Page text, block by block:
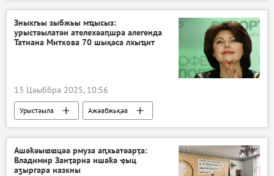
Зныкгьы зыбжьы мҵысыз:
урыстәылатәи ателехәаԥшра алегенда
Татиана Миткова 70 шықәса лхыҵит
13 Цәыббра 2025, 10:56
Урыстәыла Ажәабжьқәа
Ашәҟәыҩҩцәа рмуза аԥхьатәарҭа:
Владимир Занҭариа ишәҟә ҿыц
аӡыргара иазкны